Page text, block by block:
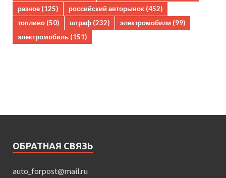
разное (125) российский авторынок (452)
топливо (50) штраф (232) электромобили (99)
электромобиль (151)
ОБРАТНАЯ СВЯЗЬ
auto_forpost@mail.ru